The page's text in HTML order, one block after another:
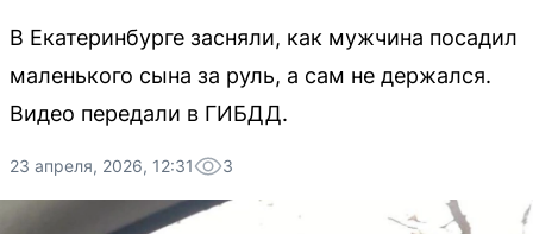
В Екатеринбурге засняли, как мужчина посадил
маленького сына за руль, а сам не держался.
Видео передали в ГИБДД.
23 апреля, 2026, 12:31 3